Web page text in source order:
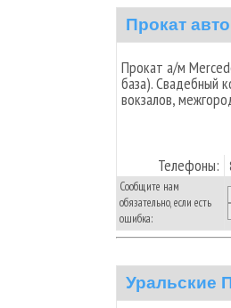
Прокат авто
Прокат а/м
база). Свадебный
вокзалов,
Телефоны:
Сообщите нам
обязательно, если есть
ошибка:
Уральские